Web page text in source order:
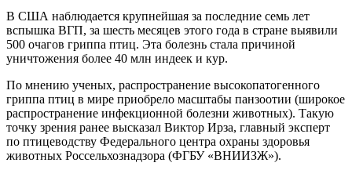
В США наблюдается крупнейшая за последние семь лет
вспышка ВГП, за шесть месяцев этого года в стране выявили
500 очагов гриппа птиц. Эта болезнь стала причиной
уничтожения более 40 млн индеек и кур.
По мнению ученых, распространение высокопатогенного
гриппа птиц в мире приобрело масштабы панзоотии (широкое
распространение инфекционной болезни животных). Такую
точку зрения ранее высказал Виктор Ирза, главный эксперт
по птицеводству Федерального центра охраны здоровья
животных Россельхознадзора (ФГБУ «ВНИИЗЖ»).